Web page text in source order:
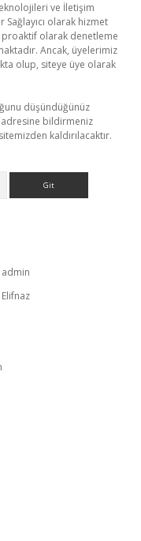
ve İletişim
Sağlayıcı olarak hizmet
olarak denetleme
Ancak, üyelerimiz
olup, siteye üye olarak
düşündüğünüz
adresine bildirmeniz
kaldırılacaktır.
admin
Elifnaz